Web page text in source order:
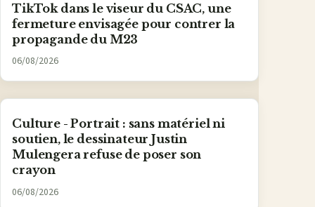
TikTok dans le viseur du CSAC, une
fermeture envisagée pour contrer la
propagande du M23
06/08/2026
Culture - Portrait : sans matériel ni
soutien, le dessinateur Justin
Mulengera refuse de poser son
crayon
06/08/2026